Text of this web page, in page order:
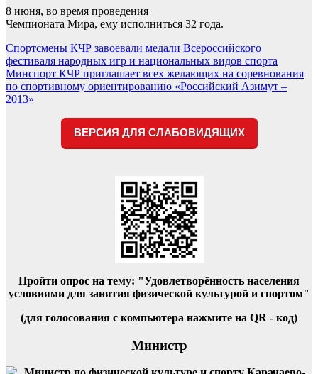
8 июня, во время проведения
Чемпионата Мира, ему исполниться 32 года.
Навигация
по
записям
Спортсмены КЧР завоевали медали Всероссийского
фестиваля народных игр и национальных видов спорта
Минспорт КЧР приглашает всех желающих на соревнования
по спортивному ориентированию «Российский Азимут –
2013»
ВЕРСИЯ ДЛЯ СЛАБОВИДЯЩИХ
Пройти опрос на тему: "Удовлетворённость населения
условиями для занятия физической культурой и спортом"
(для голосования с компьютера нажмите на QR - код)
Министр